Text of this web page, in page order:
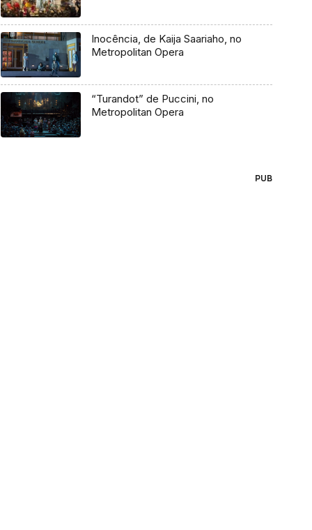
Inocência, de Kaija Saariaho, no
Metropolitan Opera
“Turandot” de Puccini, no
Metropolitan Opera
PUB